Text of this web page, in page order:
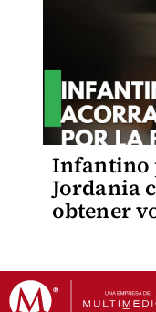
Infantino
Jordania
obtener